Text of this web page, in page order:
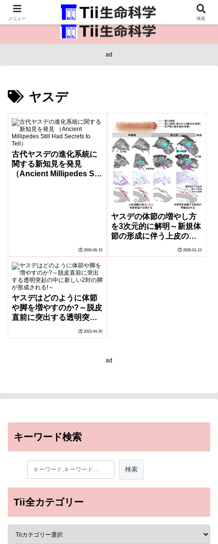
医療保健・生命・生物の情報インフラ。
ad
ヤスデ
古代ヤスデの進化系統に
関する新知見を発見
（Ancient Millipedes Still
2026-06-15
ヤスデの体節の増やし方
を3次元的に解明～新規体
節の形成に伴う上皮の陥
視化～
2026-01-13
ヤスデはどのように体節
や脚を増やすのか?～脱皮
直前に突出する透明突起
の中に新しい2対の脚が形
成される!～
2023-04-20
ad
キーワード検索
Tii全カテゴリー
メニュー 検索